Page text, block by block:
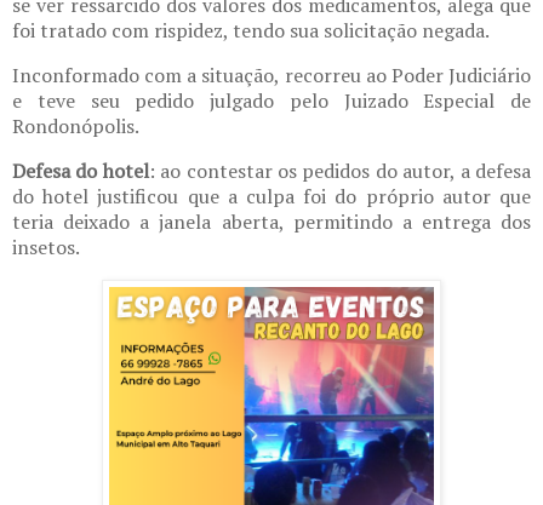
foi tratado com rispidez, tendo sua solicitação negada.
Inconformado com a situação, recorreu ao Poder Judiciário
e teve seu pedido julgado pelo Juizado Especial de
Rondonópolis.
Defesa do hotel: ao contestar os pedidos do autor, a defesa
do hotel justificou que a culpa foi do próprio autor que
teria deixado a janela aberta, permitindo a entrega dos
insetos.